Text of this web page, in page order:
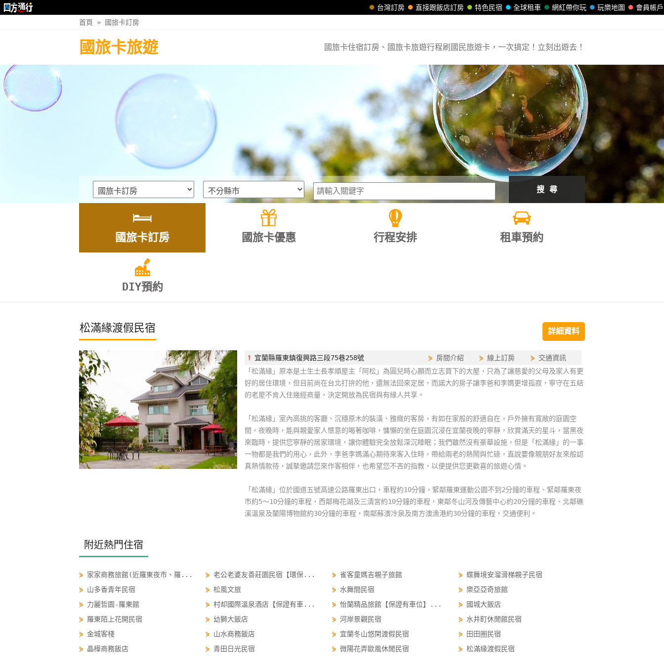
會員帳戶
玩樂地圖
網紅帶你玩
全球租車
特色民宿
直接跟飯店訂房
台灣訂房
首頁 » 國旅卡訂房
國旅卡旅遊 國旅卡住宿訂房、國旅卡旅遊行程刷國民旅遊卡，一次搞定！立刻出遊去！
搜 尋
國旅卡訂房 國旅卡優惠 行程安排 租車預約
DIY預約
松滿緣渡假民宿 詳細資料
⫯ 宜蘭縣羅東鎮復興路三段75巷258號 ⋟ 房間介紹 ⋟線上訂房 ⋟ 交通資訊
「松滿緣」原本是土生土長孝順屋主「阿松」為圓兒時心願而立志買下的大屋，只為了讓慈愛的父母及家人有更
好的居住環境，但目前尚在台北打拚的他，還無法回來定居，而諾大的房子讓李爸和李媽更增孤寂，寧守在五結
的老屋不肯入住幾經商量，決定開放為民宿與有緣人共享。
「松滿緣」室內高挑的客廳、沉穩原木的裝潢、雅緻的客房，有如在家般的舒適自在，戶外擁有寬敞的庭園空
間，夜晚時，能與親愛家人愜意的喝著咖啡，慵懶的坐在庭園沉浸在宜蘭夜晚的寧靜，欣賞滿天的星斗，當黑夜
來臨時，提供您寧靜的居家環境，讓你體驗完全放鬆深沉睡眠；我們雖然沒有豪華設施，但是「松滿緣」的一事
一物都是我們的用心，此外，李爸李媽滿心期待來客入住時，帶給兩老的熱鬧與忙碌，直說要像親朋好友來般認
真熱情款待，誠摯邀請您來作客相伴，也希望您不吝的指教，以便提供您更歡喜的旅遊心情。
「松滿緣」位於國道五號高速公路羅東出口，車程約10分鐘，緊鄰羅東運動公園不到2分鐘的車程、緊鄰羅東夜
市約5～10分鐘的車程，西鄰梅花湖及三清宮約10分鐘的車程，東鄰冬山河及傳藝中心約20分鐘的車程、北鄰礁
溪溫泉及蘭陽博物館約30分鐘的車程，南鄰蘇澳冷泉及南方澳漁港約30分鐘的車程，交通便利。
附近熱門住宿
⋟ 家家商務旅館(近羅東夜市、羅... ⋟ 老公老婆友善莊園民宿【環保... ⋟ 雀客童媽吉親子旅館 ⋟ 蝶舞境安溜滑梯親子民宿
⋟ 山多香青年民宿 ⋟ 松風文旅 ⋟ 水舞間民宿 ⋟ 樂亞亞奇旅館
⋟ 力麗哲園-羅東館 ⋟ 村却國際溫泉酒店【保證有車... ⋟ 怡蘭精品旅館【保證有車位】... ⋟
國城大飯店
⋟ 羅東陌上花開民宿 ⋟ 幼獅大飯店 ⋟ 河岸景觀民宿 ⋟ 水井町休閒館民宿
⋟ 金城客棧 ⋟ 山水商務飯店 ⋟ 宜蘭冬山悠閑渡假民宿 ⋟
田田圈民宿
⋟ 晶樺商務飯店 ⋟ 青田日光民宿 ⋟ 微陽花弄歐風休閒民宿 ⋟ 松滿緣渡假民宿